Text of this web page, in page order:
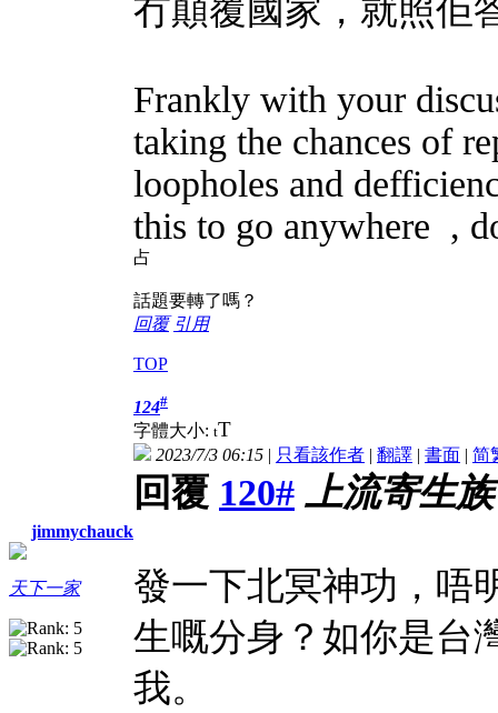
冇顛覆國家，就照佢
Frankly with your
taking the chances of
loopholes and
this to go anywhere ,
占
話題要轉了嗎？
回覆 引用
TOP
jimmychauck
天下一家
124#
字體大小: tT
2023/7/3 06:15 | 只看該作者 | 翻譯 | 書面 | 简
回覆 120# 上流寄生族
發一下北冥神功，唔
生嘅分身？如你是台
我。